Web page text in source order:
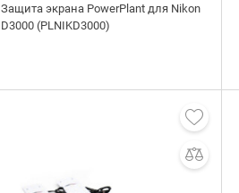
Защита экрана PowerPlant для Nikon
D3000 (PLNIKD3000)